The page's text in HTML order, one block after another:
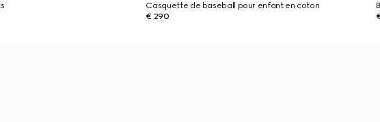
Casquette de baseball pour enfant en coton
€ 290